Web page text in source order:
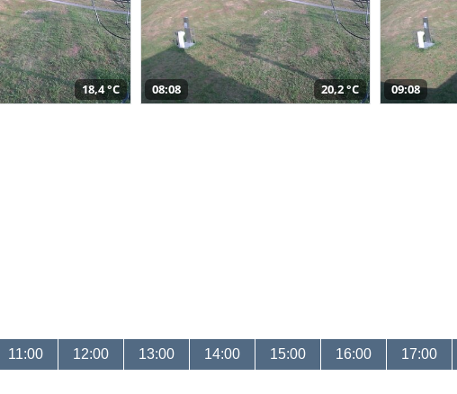
18,4 °C 08:08 20,2 °C 09:08
11:00 12:00 13:00 14:00 15:00 16:00 17:00